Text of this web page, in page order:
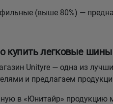
(выше 80%) —
купить легковые шины
Unityre — одна из
и предлагаем
в «Юнитайр» продукцию